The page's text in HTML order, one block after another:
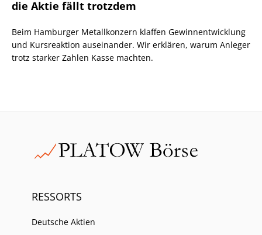
die Aktie fällt trotzdem
Beim Hamburger Metallkonzern klaffen Gewinnentwicklung
und Kursreaktion auseinander. Wir erklären, warum Anleger
trotz starker Zahlen Kasse machten.
RESSORTS
Deutsche Aktien